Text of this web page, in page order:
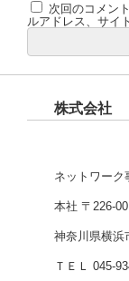
次回のコメン
ルアドレス、サイ
株式会社
ネットワーク
本社 〒226-
神奈川県横浜
ＴＥＬ 045-